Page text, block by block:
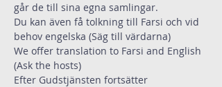
går de till sina egna samlingar.
Du kan även få tolkning till Farsi och vid
behov engelska (Säg till värdarna)
We offer translation to Farsi and English
(Ask the hosts)
Efter Gudstjänsten fortsätter